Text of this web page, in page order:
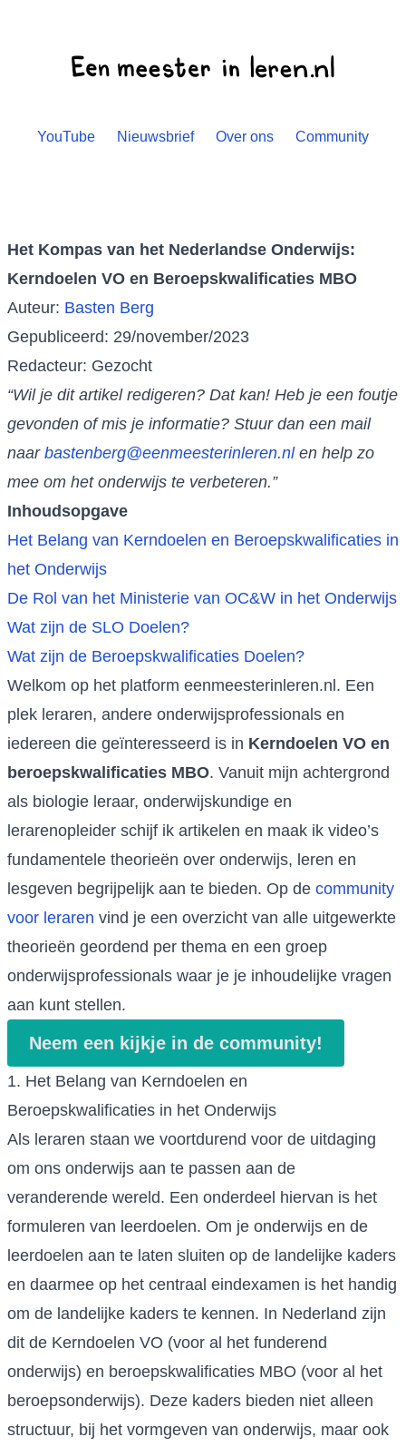
YouTube Nieuwsbrief Over ons Community
Het Kompas van het Nederlandse Onderwijs:
Kerndoelen VO en Beroepskwalificaties MBO
Auteur: Basten Berg
Gepubliceerd: 29/november/2023
Redacteur: Gezocht
“Wil je dit artikel redigeren? Dat kan! Heb je een foutje
gevonden of mis je informatie? Stuur dan een mail
naar bastenberg@eenmeesterinleren.nlen help zo
mee om het onderwijs te verbeteren.”
Inhoudsopgave
Het Belang van Kerndoelen en Beroepskwalificaties in
het Onderwijs
De Rol van het Ministerie van OC&W in het Onderwijs
Wat zijn de SLO Doelen?
Wat zijn de Beroepskwalificaties Doelen?
Welkom op het platform eenmeesterinleren.nl. Een
plek leraren, andere onderwijsprofessionals en
iedereen die geïnteresseerd is in Kerndoelen VO en
beroepskwalificaties MBO. Vanuit mijn achtergrond
als biologie leraar, onderwijskundige en
lerarenopleider schijf ik artikelen en maak ik video’s
fundamentele theorieën over onderwijs, leren en
lesgeven begrijpelijk aan te bieden. Op de community
voor leraren vind je een overzicht van alle uitgewerkte
theorieën geordend per thema en een groep
onderwijsprofessionals waar je je inhoudelijke vragen
aan kunt stellen.
Neem een kijkje in de community!
1. Het Belang van Kerndoelen en
Beroepskwalificaties in het Onderwijs
Als leraren staan we voortdurend voor de uitdaging
om ons onderwijs aan te passen aan de
veranderende wereld. Een onderdeel hiervan is het
formuleren van leerdoelen. Om je onderwijs en de
leerdoelen aan te laten sluiten op de landelijke kaders
en daarmee op het centraal eindexamen is het handig
om de landelijke kaders te kennen. In Nederland zijn
dit de Kerndoelen VO (voor al het funderend
onderwijs) en beroepskwalificaties MBO (voor al het
beroepsonderwijs). Deze kaders bieden niet alleen
structuur, bij het vormgeven van onderwijs, maar ook